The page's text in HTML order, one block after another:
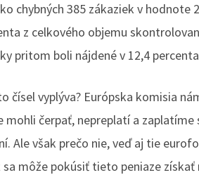
chybných 385 zákaziek v
z celkového objemu
pritom boli nájdené v 12,4
čísel vyplýva? Európska komisia
mohli čerpať, nepreplatí a
Ale však prečo nie, veď aj tie
sa môže pokúsiť tieto peniaze